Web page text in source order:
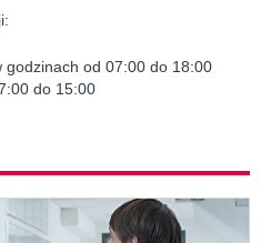
godzinach od 07:00 do 18:00
do 15:00